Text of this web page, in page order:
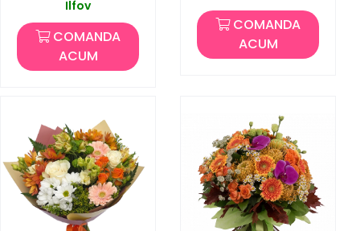
Ilfov
COMANDA
ACUM
COMANDA
ACUM